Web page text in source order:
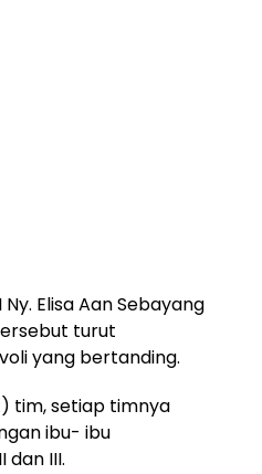
Elisa Aan Sebayang
turut
yang bertanding.
tim, setiap timnya
ibu- ibu
III.